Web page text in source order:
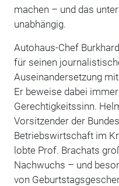
machen – und das
unabhängig.
Autohaus-Chef
für seinen
Auseinandersetzung
Er beweise dabei
Gerechtigkeitssinn.
Vorsitzender der
Betriebswirtschaft im
lobte Prof. Brachats
Nachwuchs – und
von